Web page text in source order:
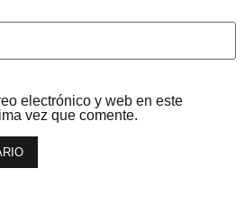
electrónico y web en este
vez que comente.